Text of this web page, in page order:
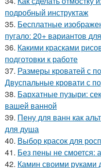
подробный инструктаж
35. Бесплатные
пугало: 20+ вариантов
36. Какими красками
подготовки к работе
37. Размеры кроватей с
Двуспальные кровати с
38. Бархатные пузыри:
вашей ванной
39. Пену для ванн как
для душа
40. Выбор красок для
41. Без пены не смоется:
42. Камин своими руками